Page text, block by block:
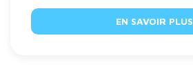
EN SAVOIR PLUS